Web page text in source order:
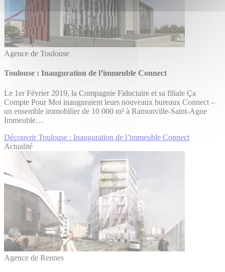
Agence de Toulouse
Toulouse : Inauguration de l’immeuble Connect
Le 1er Février 2019, la Compagnie Fiduciaire et sa filiale Ça
Compte Pour Moi inauguraient leurs nouveaux bureaux Connect –
un ensemble immobilier de 10 000 m² à Ramonville-Saint-Agne
Immeuble…
Découvrir Toulouse : Inauguration de l’immeuble Connect
Actualité
Agence de Rennes